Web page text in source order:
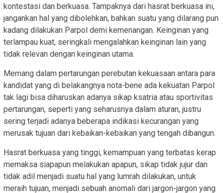
kontestasi dan berkuasa. Tampaknya dari hasrat berkuasa ini,
jangankan hal yang dibolehkan, bahkan suatu yang dilarang pun
kadang dilakukan Parpol demi kemenangan. Keinginan yang
terlampau kuat, seringkali mengalahkan keinginan lain yang
tidak relevan dengan keinginan utama.
Memang dalam pertarungan perebutan kekuasaan antara para
kandidat yang di belakangnya nota-bene ada kekuatan Parpol
tak lagi bisa diharuskan adanya sikap ksatria atau sportivitas
pertarungan, seperti yang seharusnya dalam aturan, justru
sering terjadi adanya beberapa indikasi kecurangan yang
merusak tujuan dari kebaikan-kebaikan yang tengah dibangun.
Hasrat berkuasa yang tinggi, kemampuan yang terbatas kerap
memaksa siapapun melakukan apapun, sikap tidak jujur dan
tidak adil menjadi suatu hal yang lumrah dilakukan, untuk
meraih tujuan, menjadi sebuah anomali dari jargon-jargon yang